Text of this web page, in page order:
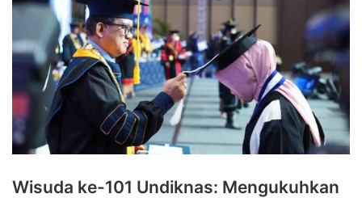
Wisuda ke-101 Undiknas: Mengukuhkan